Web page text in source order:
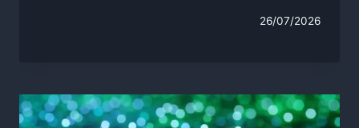
26/07/2026